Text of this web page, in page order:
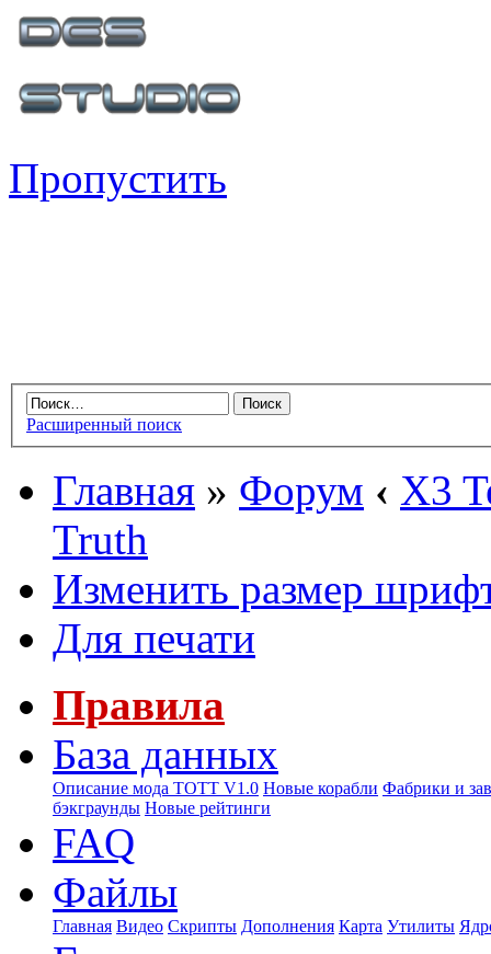
Пропустить
Расширенный поиск
Главная » Форум ‹ X3
Truth
Изменить размер
Для печати
Правила
База данных
Описание мода ТОТТ V1.0 Новые корабли Фабрики и
бэкграунды Новые рейтинги
FAQ
Файлы
Главная Видео Скрипты Дополнения Карта Утилиты